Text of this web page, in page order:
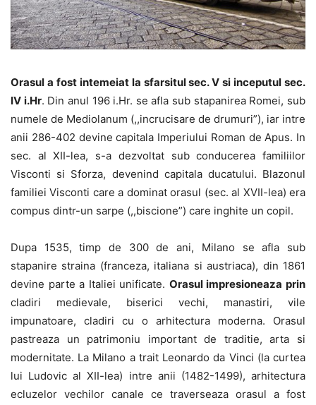
Orasul a fost intemeiat la sfarsitul sec. V si inceputul sec.
IV i.Hr. Din anul 196 i.Hr. se afla sub stapanirea Romei, sub
numele de Mediolanum (,,incrucisare de drumuri”), iar intre
anii 286-402 devine capitala Imperiului Roman de Apus. In
sec. al XII-lea, s-a dezvoltat sub conducerea familiilor
Visconti si Sforza, devenind capitala ducatului. Blazonul
familiei Visconti care a dominat orasul (sec. al XVII-lea) era
compus dintr-un sarpe (,,biscione”) care inghite un copil.
Dupa 1535, timp de 300 de ani, Milano se afla sub
stapanire straina (franceza, italiana si austriaca), din 1861
devine parte a Italiei unificate. Orasul impresioneaza prin
cladiri medievale, biserici vechi, manastiri, vile
impunatoare, cladiri cu o arhitectura moderna. Orasul
pastreaza un patrimoniu important de traditie, arta si
modernitate. La Milano a trait Leonardo da Vinci (la curtea
lui Ludovic al XII-lea) intre anii (1482-1499), arhitectura
ecluzelor vechilor canale ce traverseaza orasul a fost